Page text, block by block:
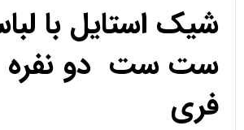
شیک استایل با
ست ست دو
فری